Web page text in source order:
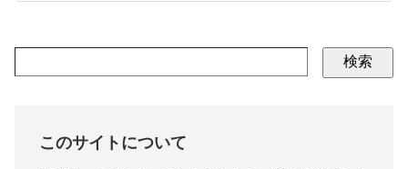
検索
このサイトについて